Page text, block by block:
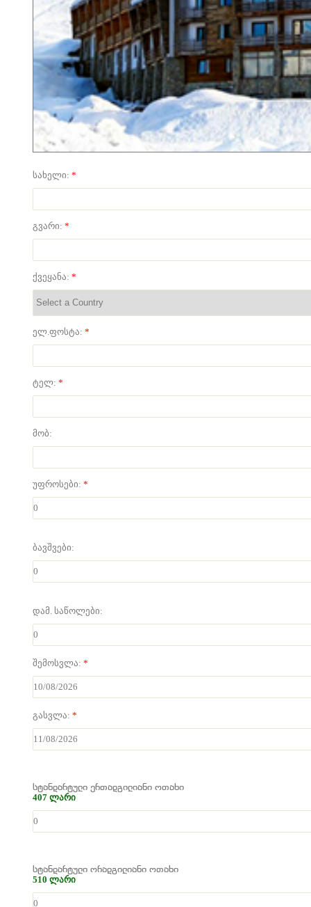
სახელი: *
გვარი: *
ქვეყანა: *
ელ.ფოსტა: *
ტელ: *
მობ:
უფროსები: *
ბავშვები:
დამ. საწოლები:
შემოსვლა: *
გასვლა: *
სტანდარტული ერთადგილიანი ოთახი
407 ლარი
სტანდარტული ორადგილიანი ოთახი
510 ლარი